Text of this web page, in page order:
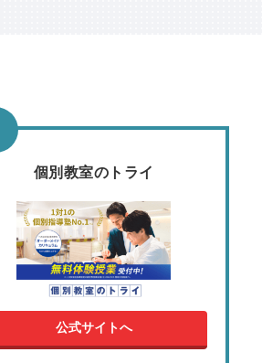
個別教室のトライ
公式サイトへ